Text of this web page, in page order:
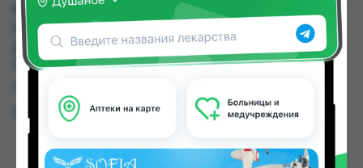
в аптеках, Аптека Нур (Nur), Арча, Дорухона
Имтиёз, Дорухона Махсус, Дорухона Океан,
Дорухона Ромашка, Мадад фарм 56 по цене от
7.00 TJS до 15.00 TJS в Душанбе и других
Цена: от7.00 TJS